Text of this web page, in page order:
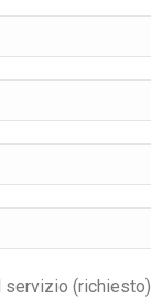
servizio (richiesto)